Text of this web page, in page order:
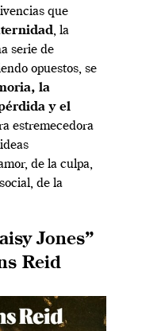
que
, la
serie de
opuestos, se
la
y el
estremecedora
de la culpa,
de la
Jones”
Reid